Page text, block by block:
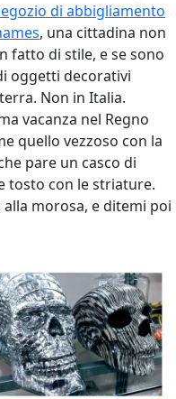
di abbigliamento
, una cittadina non
fatto di stile, e se sono
oggetti decorativi
Non in Italia.
vacanza nel Regno
quello vezzoso con la
pare un casco di
tosto con le striature.
morosa, e ditemi poi